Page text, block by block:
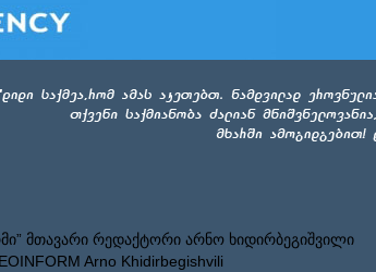
მთავარი რედაქტორი არნო ხიდირბეგიშვილი
Arno Khidirbegishvili